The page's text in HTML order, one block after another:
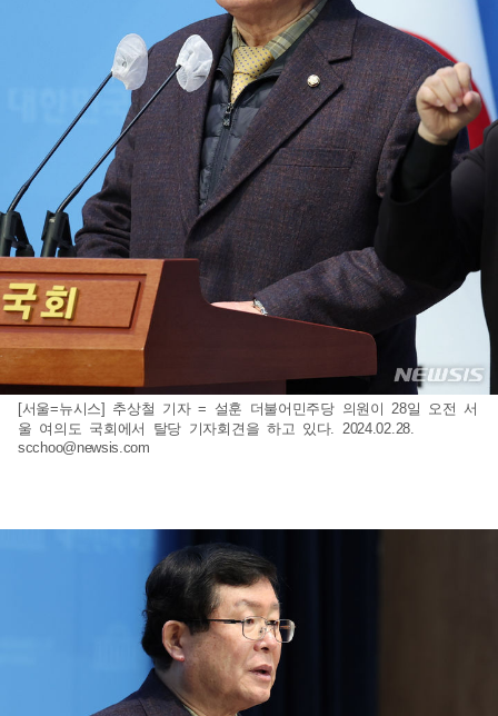
[서울=뉴시스] 추상철 기자 = 설훈 더불어민주당 의원이 28일 오전 서
울 여의도 국회에서 탈당 기자회견을 하고 있다. 2024.02.28.
scchoo@newsis.com